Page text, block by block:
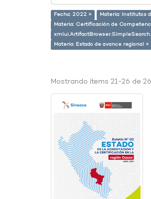
Fecha: 2022 × Materia: Institutos
Materia: Certificación de
Materia: Estado de avance regional ×
Mostrando ítems 21-26 de 26